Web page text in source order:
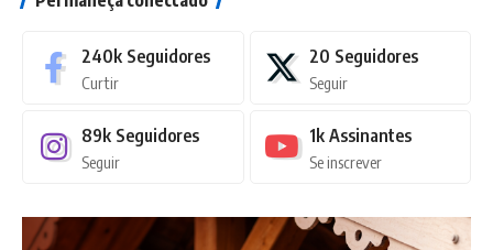
240k Seguidores
Curtir
20 Seguidores
Seguir
89k Seguidores
Seguir
1k Assinantes
Se inscrever